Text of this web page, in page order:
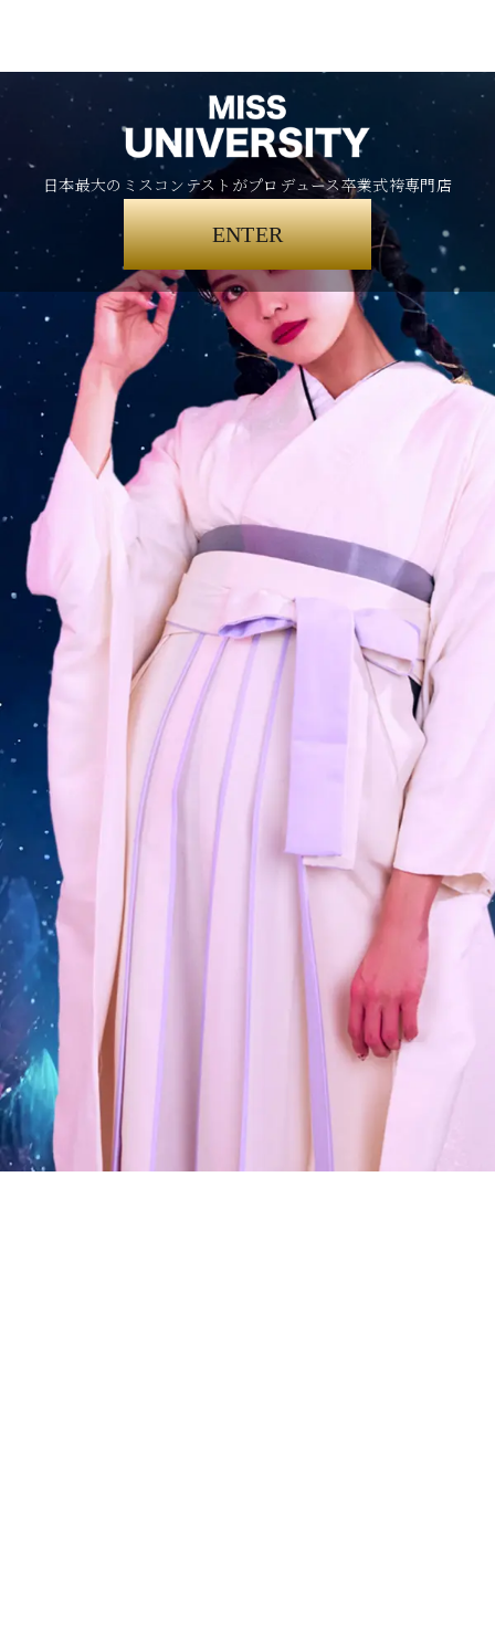
日本最大のミスコンテストがプロデュース卒業式袴専門店
ENTER